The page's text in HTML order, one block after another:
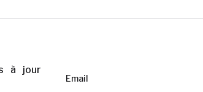
à jour
Email